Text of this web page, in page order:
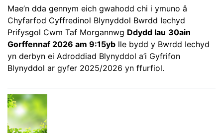
Mae’n dda gennym eich gwahodd chi i ymuno â
Chyfarfod Cyffredinol Blynyddol Bwrdd Iechyd
Prifysgol Cwm Taf Morgannwg Ddydd Iau 30ain
Gorffennaf 2026 am 9:15yb lle bydd y Bwrdd Iechyd
yn derbyn ei Adroddiad Blynyddol a’i Gyfrifon
Blynyddol ar gyfer 2025/2026 yn ffurfiol.